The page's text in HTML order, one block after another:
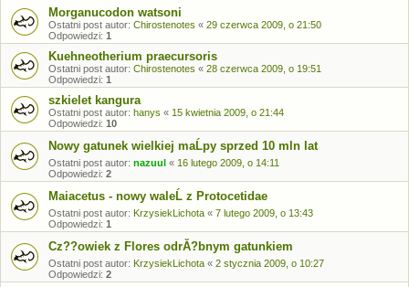
Morganucodon watsoni
Ostatni post autor: Chirostenotes « 29 czerwca 2009, o 21:50
Odpowiedzi: 1
Kuehneotherium praecursoris
Ostatni post autor: Chirostenotes « 28 czerwca 2009, o 19:51
Odpowiedzi: 1
szkielet kangura
Ostatni post autor: hanys « 15 kwietnia 2009, o 21:44
Odpowiedzi: 10
Nowy gatunek wielkiej maĹpy sprzed 10 mln lat
Ostatni post autor: nazuul « 16 lutego 2009, o 14:11
Odpowiedzi: 2
Maiacetus - nowy waleĹ z Protocetidae
Ostatni post autor: KrzysiekLichota « 7 lutego 2009, o 13:43
Odpowiedzi: 1
Cz??owiek z Flores odrĂ?bnym gatunkiem
Ostatni post autor: KrzysiekLichota « 2 stycznia 2009, o 10:27
Odpowiedzi: 2